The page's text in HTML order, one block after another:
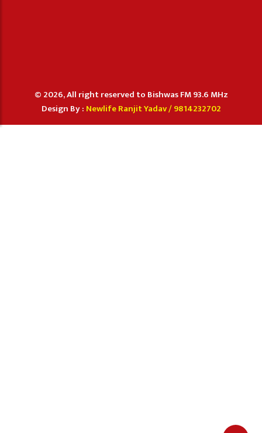
© 2026, All right reserved to Bishwas FM 93.6 MHz
Design By : Newlife Ranjit Yadav /9814232702